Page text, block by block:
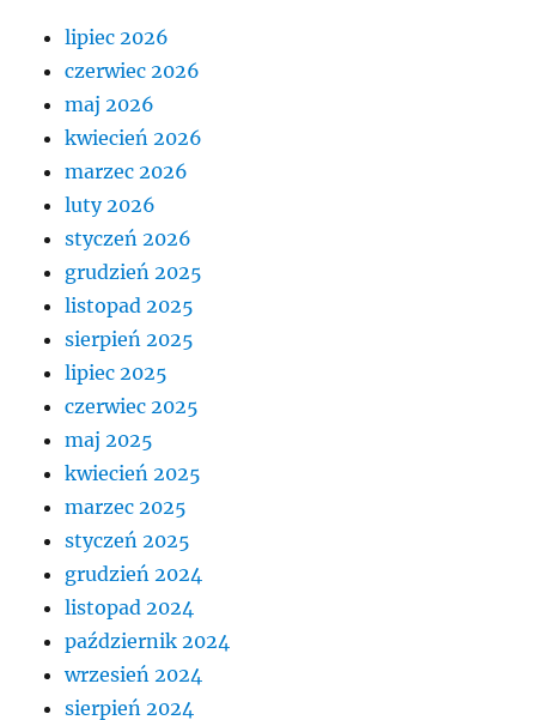
lipiec 2026
czerwiec 2026
maj 2026
kwiecień 2026
marzec 2026
luty 2026
styczeń 2026
grudzień 2025
listopad 2025
sierpień 2025
lipiec 2025
czerwiec 2025
maj 2025
kwiecień 2025
marzec 2025
styczeń 2025
grudzień 2024
listopad 2024
październik 2024
wrzesień 2024
sierpień 2024